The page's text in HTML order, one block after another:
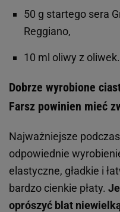
50 g startego sera
Reggiano,
10 ml oliwy z oliwek.
Dobrze wyrobione
Farsz powinien mieć
Najważniejsze
odpowiednie
elastyczne, gładkie i
bardzo cienkie płaty.
oprószyć blat